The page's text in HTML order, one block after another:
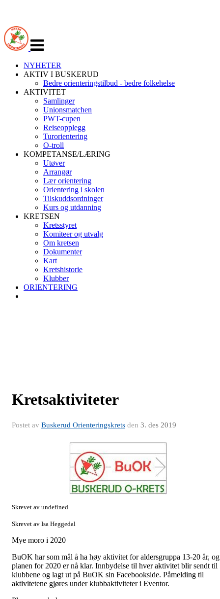
navigasjon
NYHETER
AKTIV I BUSKERUD
Bedre orienteringstilbud - bedre folkehelse
AKTIVITET
Samlinger
Unionsmatchen
PWT-cupen
Reiseopplegg
Turorientering
O-troll
KOMPETANSE/LÆRING
Utøver
Arrangør
Lær orientering
Orientering i skolen
Tilskuddsordninger
Kurs og utdanning
KRETSEN
Kretsstyret
Komiteer og utvalg
Om kretsen
Dokumenter
Kart
Kretshistorie
Klubber
ORIENTERING
Kretsaktiviteter
Postet av Buskerud Orienteringskrets den 3. des 2019
Skrevet av undefined
Skrevet av Isa Heggedal
Mye moro i 2020
BuOK har som mål å ha høy aktivitet for aldersgruppa 13-20 år, og
planen for 2020 er nå klar. Innbydelse til hver aktivitet blir sendt til
klubbene og lagt ut på BuOK sin Facebookside. Påmelding til
aktivitetene gjøres under klubbaktiviteter i Eventor.